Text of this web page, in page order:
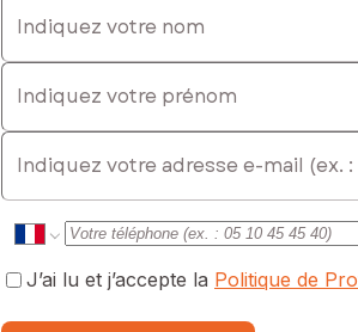
Indiquez votre prénom
E-mail
J’ai lu et j’accepte la Politique de